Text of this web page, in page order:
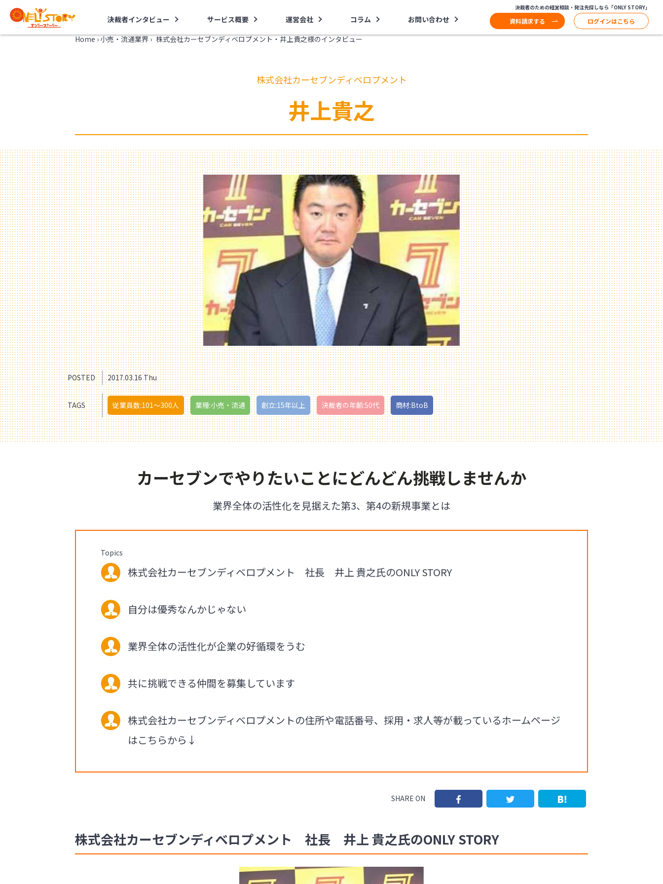
決裁者インタビュー サービス概要 運営会社 コラム お問い合わせ
決裁者のための経営相談・発注先探しなら「ONLY STORY」
資料請求する ログインはこちら
Home › 小売・流通業界 › 株式会社カーセブンディベロプメント・井上貴之様のインタビュー
株式会社カーセブンディベロプメント
井上貴之
POSTED 2017.03.16 Thu
TAGS 従業員数:101〜300人 業種:小売・流通 創立:15年以上 決裁者の年齢:50代 商材:BtoB
カーセブンでやりたいことにどんどん挑戦しませんか
業界全体の活性化を見据えた第3、第4の新規事業とは
Topics
株式会社カーセブンディベロプメント 社長 井上 貴之氏のONLY STORY
自分は優秀なんかじゃない
業界全体の活性化が企業の好循環をうむ
共に挑戦できる仲間を募集しています
株式会社カーセブンディベロプメントの住所や電話番号、採用・求人等が載っているホームページ
はこちらから↓
SHARE ON
株式会社カーセブンディベロプメント 社長 井上 貴之氏のONLY STORY